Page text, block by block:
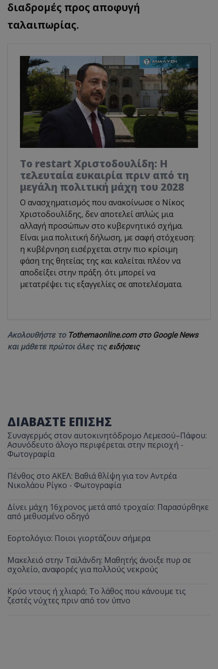
διαδρομές προς αποφυγή
ταλαιπωρίας.
Το restart Χριστοδουλίδη: Η
τελευταία ευκαιρία πριν από τη
μεγάλη πολιτική μάχη του 2028
Ο ανασχηματισμός που ανακοίνωσε ο Νίκος
Χριστοδουλίδης, δεν αποτελεί απλώς μια
αλλαγή προσώπων στο κυβερνητικό σχήμα.
Είναι μια πολιτική δήλωση, με σαφή στόχευση:
η κυβέρνηση εισέρχεται στην πιο κρίσιμη
φάση της θητείας της και καλείται πλέον να
αποδείξει στην πράξη. ότι μπορεί να
μετατρέψει τις εξαγγελίες σε αποτελέσματα.
Ακολουθήστε το Tothemaonline.com στο Google News
και μάθετε πρώτοι όλες τις ειδήσεις
ΔΙΑΒΑΣΤΕ ΕΠΙΣΗΣ
Συναγερμός στον αυτοκινητόδρομο Λεμεσού–Πάφου:
Ασυνόδευτο άλογο περιφέρεται στην περιοχή -
Φωτογραφία
Πένθος στο ΑΚΕΛ: Βαθιά θλίψη για τον Αντρέα
Νικολάου Ρίγκο - Φωτογραφία
Δίνει μάχη 16χρονος μετά από τροχαίο: Παρασύρθηκε
από μεθυσμένο οδηγό
Εορτολόγιο: Ποιοι γιορτάζουν σήμερα
Μακελειό στην Ταϊλάνδη: Μαθητής άνοιξε πυρ σε
σχολείο, αναφορές για πολλούς νεκρούς
Κρύο ντους ή χλιαρό; Το λάθος που κάνουμε τις
ζεστές νύχτες πριν από τον ύπνο